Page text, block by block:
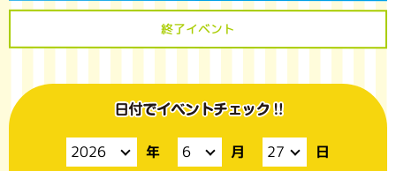
終了イベント
年 月 日